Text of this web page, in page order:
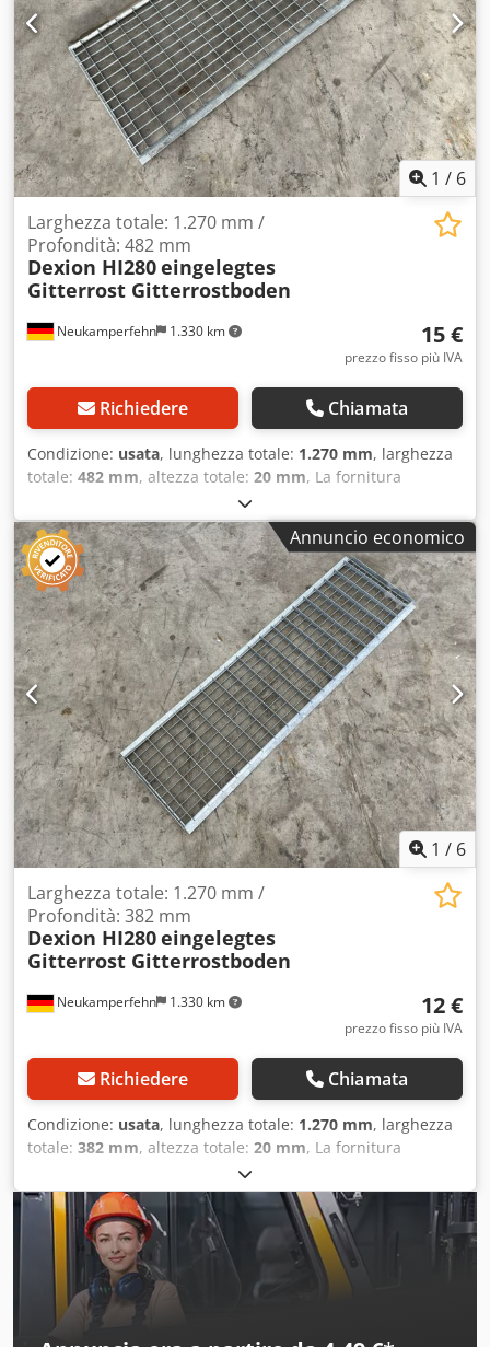
realizzare sia singole file che un'installazione completa di
scaffalature per un magazzino di grandi dimensioni.
Crsdpszrnpbsfx Aclef Possibilità di acquistare l'intero lotto
o un numero selezionato di elementi. Offriamo anche la
preparazione di configurazioni, il trasporto, lo smontaggio
e il montaggio delle scaffalature. Vi invitiamo a contattarci
per ricevere una specifica dettagliata, foto e un preventivo
personalizzato.
1 / 6
Neukamperfehn 1.330 km
Larghezza totale: 1.270 mm /
Profondità: 482 mm
Dexion HI280eingelegtes
Gitterrost Gitterrostboden
15 €
prezzo fisso più IVA
Richiedere Chiamata
Condizione: usata, lunghezza totale: 1.270 mm, larghezza
totale: 482 mm, altezza totale: 20 mm, La fornitura
comprende: 1 griglia metallica, usata Colore del materiale:
zincata a caldo Profondità totale: circa 482 mm (direzione
delle barre portanti) Larghezza totale: circa 1.270 mm
(direzione delle barre trasversali) Crjdpfx Acjzr Nfwoljf
Dimensioni delle barre portanti: 20|1,80 mm Altezza di
appoggio: circa 20 mm Altezza del telaio: circa 20 mm
Dimensione della maglia: 68 x 35 mm Peso/pezzo: circa
6,72 kg Nota: - La griglia può presentare danni, graffi,
ammaccature e saldature. Informazioni generali
sull'articolo: Questo articolo è disponibile solo per il ritiro
in loco. Eventuali costi di trasporto o spedizione aggiuntivi
verranno calcolati separatamente in base al luogo di
consegna e alla quantità richiesta.
Annuncio economico
1 / 6
Neukamperfehn 1.330 km
Larghezza totale: 1.270 mm /
Profondità: 382 mm
Dexion HI280eingelegtes
Gitterrost Gitterrostboden
12 €
prezzo fisso più IVA
Richiedere Chiamata
Condizione: usata, lunghezza totale: 1.270 mm, larghezza
totale: 382 mm, altezza totale: 20 mm, La fornitura
comprende: 1 griglia in acciaio, usata Colore del materiale:
zincata a caldo Profondità totale: circa 382 mm (direzione
delle barre portanti) Larghezza totale: circa 1.270 mm
(direzione delle barre trasversali) Dimensioni barre
portanti: 20|1,80 mm Altezza di appoggio: circa 20 mm
Codpfx Acszr Nahjlorf Altezza del telaio: circa 20 mm
Dimensione maglie: 68 x 35 mm Peso/pezzo: circa 5,33 kg
Nota: - La griglia può presentare danni, graffi,